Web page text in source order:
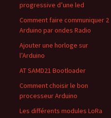
progressive d’une led
Comment faire communiquer 2
Arduino par ondes Radio
Ajouter une horloge sur
l’Arduino
AT SAMD21 Bootloader
Comment choisir le bon
processeur Arduino
Les différents modules LoRa